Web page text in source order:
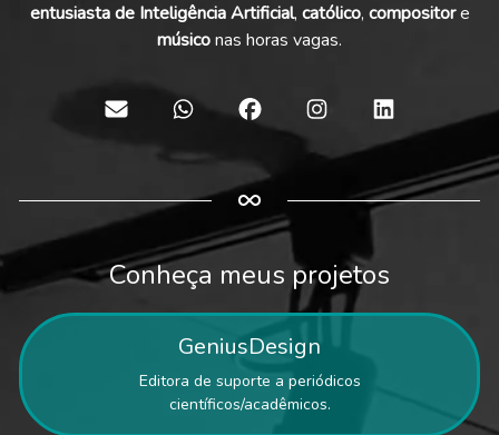
entusiasta de Inteligência Artificial, católico, compositore
músiconas horas vagas.
Conheça meus projetos
GeniusDesign
Editora de suporte a periódicos
científicos/acadêmicos.